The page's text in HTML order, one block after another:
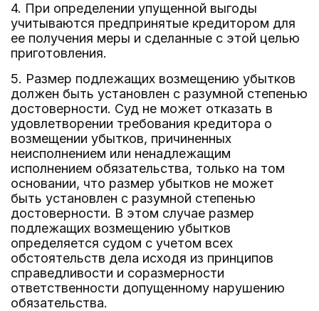
4. При определении упущенной выгоды
учитываются предпринятые кредитором для
ее получения меры и сделанные с этой целью
приготовления.
5. Размер подлежащих возмещению убытков
должен быть установлен с разумной степенью
достоверности. Суд не может отказать в
удовлетворении требования кредитора о
возмещении убытков, причиненных
неисполнением или ненадлежащим
исполнением обязательства, только на том
основании, что размер убытков не может
быть установлен с разумной степенью
достоверности. В этом случае размер
подлежащих возмещению убытков
определяется судом с учетом всех
обстоятельств дела исходя из принципов
справедливости и соразмерности
ответственности допущенному нарушению
обязательства.